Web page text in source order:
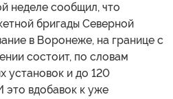
неделе сообщил, что
бригады Северной
в Воронеже, на границе с
состоит, по словам
установок и до 120
это вдобавок к уже